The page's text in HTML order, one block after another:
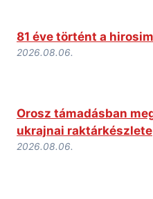
81 éve történt a
2026.08.06.
Orosz támadásban
ukrajnai raktárkészlete
2026.08.06.